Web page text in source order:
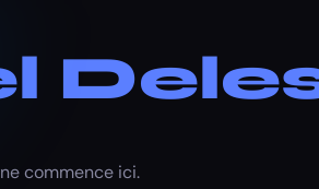
commence ici.